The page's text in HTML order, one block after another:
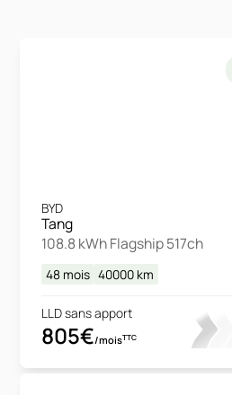
BYD
Tang
108.8 kWh Flagship 517ch
48 mois 40000 km
LLD sans apport
805€/moisTTC